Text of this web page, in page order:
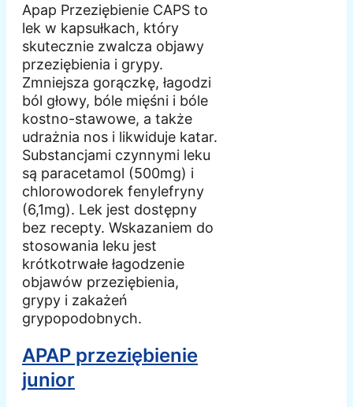
Apap Przeziębienie CAPS to
lek w kapsułkach, który
skutecznie zwalcza objawy
przeziębienia i grypy.
Zmniejsza gorączkę, łagodzi
ból głowy, bóle mięśni i bóle
kostno-stawowe, a także
udrażnia nos i likwiduje katar.
Substancjami czynnymi leku
są paracetamol (500mg) i
chlorowodorek fenylefryny
(6,1mg). Lek jest dostępny
bez recepty. Wskazaniem do
stosowania leku jest
krótkotrwałe łagodzenie
objawów przeziębienia,
grypy i zakażeń
grypopodobnych.
APAP przeziębienie
junior